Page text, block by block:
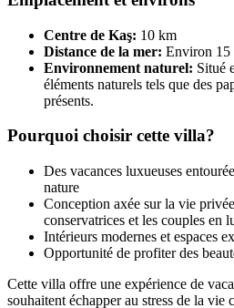
Centre de Kaş: 10 km
Distance de la mer: Environ 15
Environnement naturel: Situé
éléments naturels tels que des
présents.
Pourquoi choisir cette villa?
Des vacances luxueuses
nature
Conception axée sur la vie
conservatrices et les couples en
Intérieurs modernes et espaces
Opportunité de profiter des
Cette villa offre une expérience de
souhaitent échapper au stress de la vie